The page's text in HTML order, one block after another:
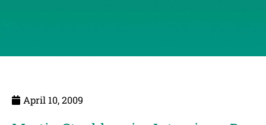
April 10, 2009